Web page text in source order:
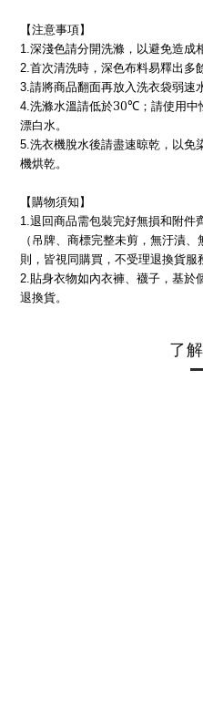
【注意事項】
1. 深淺色請分開洗滌，以避免造成
2. 首次清洗時，深色布料易釋出多
3. 請將商品翻面再放入洗衣袋弱速
4. 洗滌水溫請低於30℃ ；請使用
漂白水。
5. 洗衣機脫水後請盡速晾乾，以免
機烘乾。
【購物須知】
1. 退回商品需包裝完好無損和附件
（吊牌、商標完整未剪，無汙漬、
則，皆視同購買，不受理退換貨服
2. 貼身衣物如內衣褲、襪子，基於
退換貨。
了